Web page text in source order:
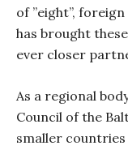
of ”eight”,
has brought
ever closer
As a regional
Council of the
smaller countries